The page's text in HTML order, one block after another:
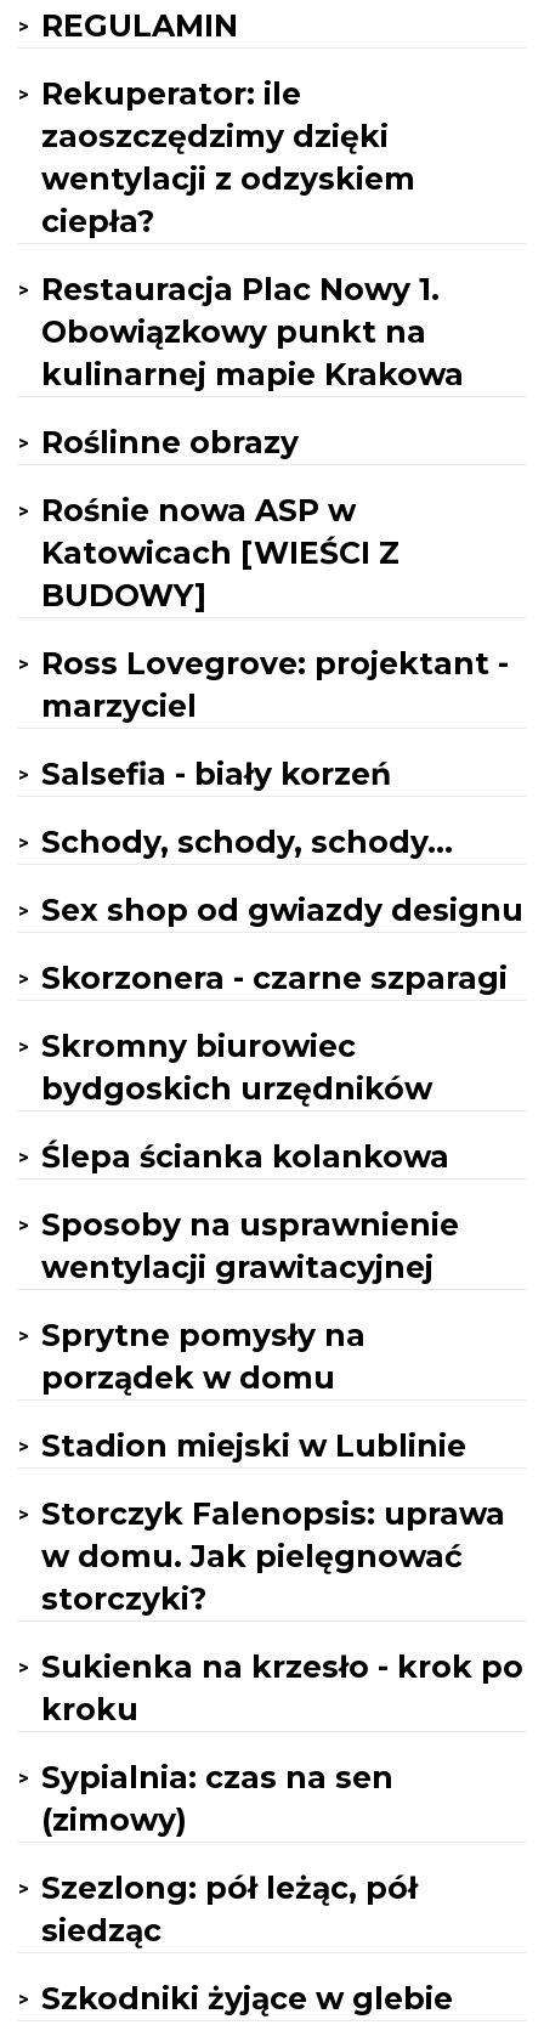
REGULAMIN
Rekuperator: ile
zaoszczędzimy dzięki
wentylacji z odzyskiem
ciepła?
Restauracja Plac Nowy 1.
Obowiązkowy punkt na
kulinarnej mapie Krakowa
Roślinne obrazy
Rośnie nowa ASP w
Katowicach [WIEŚCI Z
BUDOWY]
Ross Lovegrove: projektant -
marzyciel
Salsefia - biały korzeń
Schody, schody, schody...
Sex shop od gwiazdy designu
Skorzonera - czarne szparagi
Skromny biurowiec
bydgoskich urzędników
Ślepa ścianka kolankowa
Sposoby na usprawnienie
wentylacji grawitacyjnej
Sprytne pomysły na
porządek w domu
Stadion miejski w Lublinie
Storczyk Falenopsis: uprawa
w domu. Jak pielęgnować
storczyki?
Sukienka na krzesło - krok po
kroku
Sypialnia: czas na sen
(zimowy)
Szezlong: pół leżąc, pół
siedząc
Szkodniki żyjące w glebie